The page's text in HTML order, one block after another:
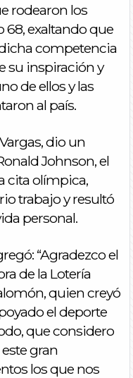
rodearon los
68, exaltando que
competencia
su inspiración y
de ellos y las
al país.
dio un
Johnson, el
cita olímpica,
trabajo y resultó
personal.
“Agradezco el
de la Lotería
quien creyó
el deporte
que considero
gran
los que nos